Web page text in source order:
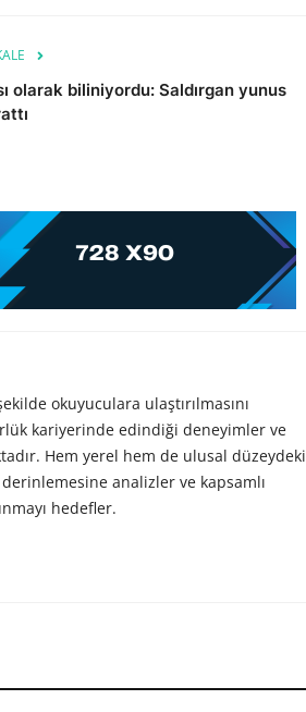
olarak biliniyordu: Saldırgan yunus
okuyuculara ulaştırılmasını
kariyerinde edindiği deneyimler ve
Hem yerel hem de ulusal düzeydeki
analizler ve kapsamlı
hedefler.